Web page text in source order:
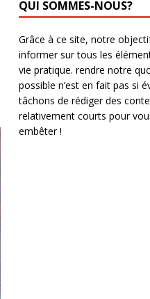
QUI SOMMES-NOUS?
Grâce à ce site, notre
informer sur tous les
vie pratique. rendre notre
possible n’est en fait pas si
tâchons de rédiger des
relativement courts pour
embêter !